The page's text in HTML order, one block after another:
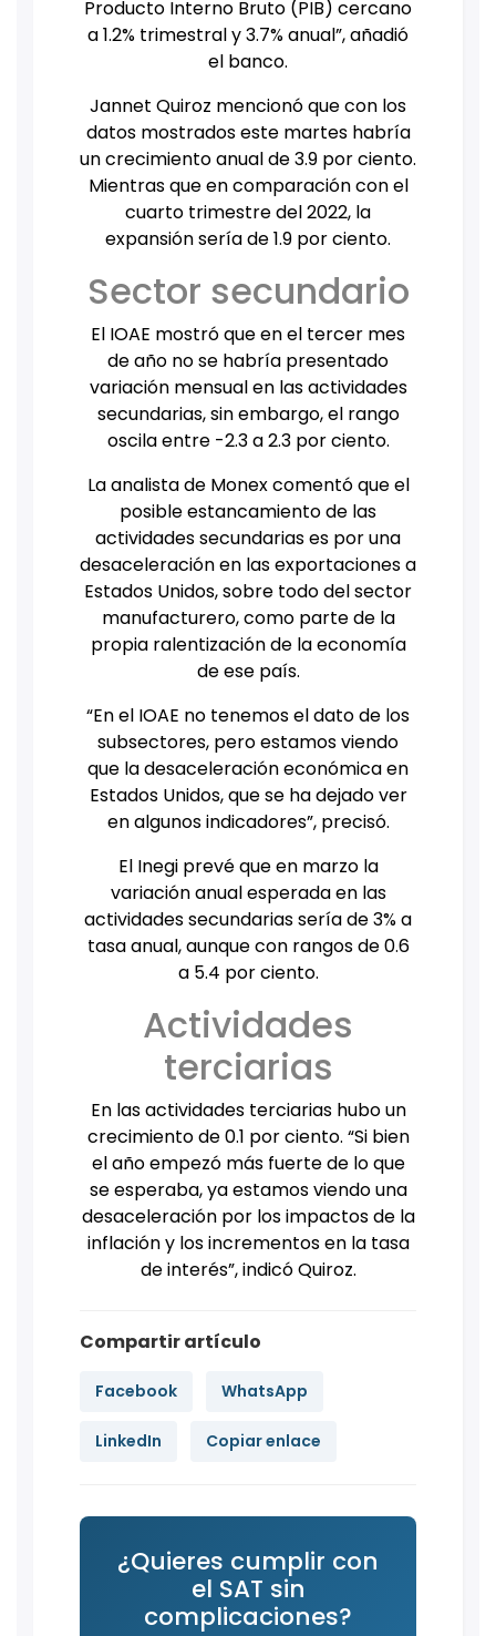
Producto Interno Bruto (PIB) cercano
a 1.2% trimestral y 3.7% anual”, añadió
el banco.
Jannet Quiroz mencionó que con los
datos mostrados este martes habría
un crecimiento anual de 3.9 por ciento.
Mientras que en comparación con el
cuarto trimestre del 2022, la
expansión sería de 1.9 por ciento.
Sector secundario
El IOAE mostró que en el tercer mes
de año no se habría presentado
variación mensual en las actividades
secundarias, sin embargo, el rango
oscila entre -2.3 a 2.3 por ciento.
La analista de Monex comentó que el
posible estancamiento de las
actividades secundarias es por una
desaceleración en las exportaciones a
Estados Unidos, sobre todo del sector
manufacturero, como parte de la
propia ralentización de la economía
de ese país.
“En el IOAE no tenemos el dato de los
subsectores, pero estamos viendo
que la desaceleración económica en
Estados Unidos, que se ha dejado ver
en algunos indicadores”, precisó.
El Inegi prevé que en marzo la
variación anual esperada en las
actividades secundarias sería de 3% a
tasa anual, aunque con rangos de 0.6
a 5.4 por ciento.
Actividades
terciarias
En las actividades terciarias hubo un
crecimiento de 0.1 por ciento. “Si bien
el año empezó más fuerte de lo que
se esperaba, ya estamos viendo una
desaceleración por los impactos de la
inflación y los incrementos en la tasa
de interés”, indicó Quiroz.
Compartir artículo
Facebook WhatsApp
LinkedIn Copiar enlace
¿Quieres cumplir con
el SAT sin
complicaciones?